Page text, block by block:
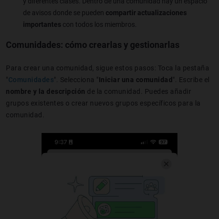
de avisos donde se pueden compartir actualizaciones
importantes con todos los miembros.
Comunidades: cómo crearlas y gestionarlas
Para crear una comunidad, sigue estos pasos: Toca la pestaña
" Comunidades". Selecciona " Iniciar una comunidad ". Escribe el
nombre y la descripción de la comunidad. Puedes añadir
grupos existentes o crear nuevos grupos específicos para la
comunidad.